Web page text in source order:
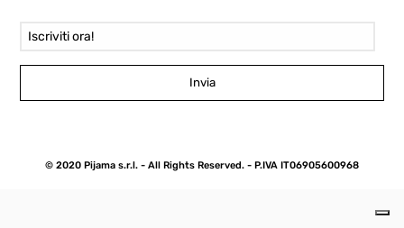
Invia
© 2020 Pijama s.r.l. - All Rights Reserved. - P.IVA IT06905600968